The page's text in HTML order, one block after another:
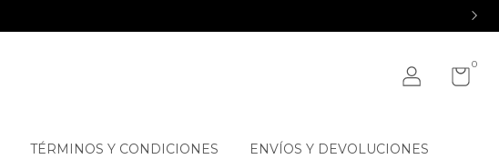
0
TÉRMINOS Y CONDICIONES ENVÍOS Y DEVOLUCIONES